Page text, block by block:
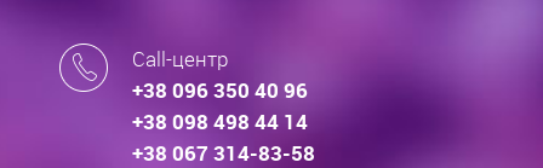
Call-центр
+38 096 350 40 96
+38 098 498 44 14
+38 067 314-83-58